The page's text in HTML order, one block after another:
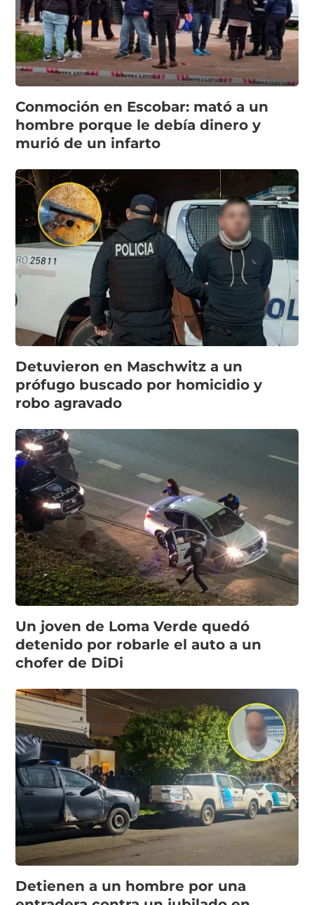
Conmoción en Escobar: mató a un
hombre porque le debía dinero y
murió de un infarto
Detuvieron en Maschwitz a un
prófugo buscado por homicidio y
robo agravado
Un joven de Loma Verde quedó
detenido por robarle el auto a un
chofer de DiDi
Detienen a un hombre por una